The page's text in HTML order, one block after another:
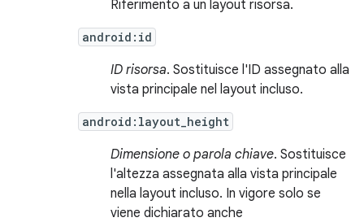
Riferimento a un layout risorsa.
android:id
ID risorsa. Sostituisce l'ID assegnato alla
vista principale nel layout incluso.
android:layout_height
Dimensione o parola chiave. Sostituisce
l'altezza assegnata alla vista principale
nella layout incluso. In vigore solo se
viene dichiarato anche